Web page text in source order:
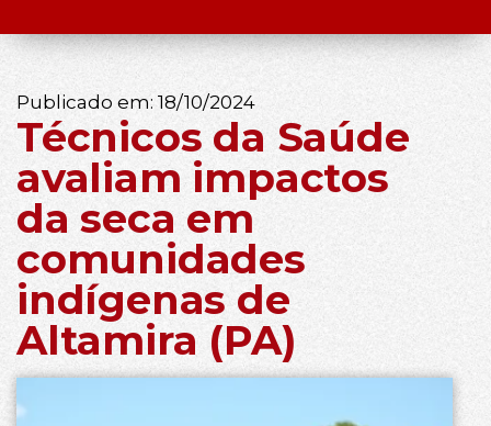
Publicado em: 18/10/2024
Técnicos da Saúde
avaliam impactos
da seca em
comunidades
indígenas de
Altamira (PA)